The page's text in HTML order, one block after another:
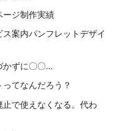
ージ制作実績
案内パンフレットデザイ
かずに〇〇…
てなんだろう？
で使えなくなる。代わ